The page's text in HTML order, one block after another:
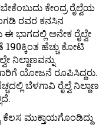
ಕೇಂದ್ರ ರೈಲ್ವೆಯ
ರವರ ಕನಸಿನ
ಭಾಗದಲ್ಲಿ ಅನೇಕ ರೈಲ್ವೇ
ಹೆಚ್ಚು ಕೋಟಿ
ನಿಲ್ದಾಣವನ್ನು
ಯೋಜನೆ ರೂಪಿಸಿದ್ದರು.
ಬೆಳಗಾವಿ ರೈಲ್ವೆ ನಿಲ್ದಾಣ
ಮುಕ್ತಾಯಗೊಂಡಿದ್ದು